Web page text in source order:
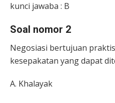
kunci jawaba : B
Soal nomor 2
Negosiasi bertujuan
kesepakatan yang dapat
A. Khalayak